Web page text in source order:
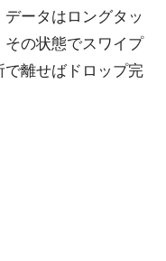
ータはロングタッ
の状態でスワイプ
離せばドロップ完